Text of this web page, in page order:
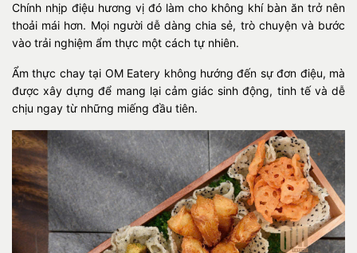
Chính nhịp điệu hương vị đó làm cho không khí bàn ăn trở nên
thoải mái hơn. Mọi người dễ dàng chia sẻ, trò chuyện và bước
vào trải nghiệm ẩm thực một cách tự nhiên.
Ẩm thực chay tại OM Eatery không hướng đến sự đơn điệu, mà
được xây dựng để mang lại cảm giác sinh động, tinh tế và dễ
chịu ngay từ những miếng đầu tiên.